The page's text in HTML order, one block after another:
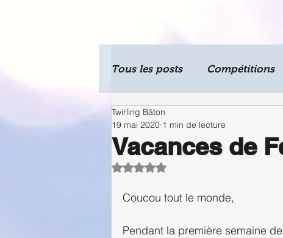
Tous les posts Compétitions
Journal
Vacances de
Twirling Bâton
19 mai 2020 1 min de lecture
Noté NaN étoiles sur 5.
Coucou tout le monde,
Pendant la première semaine